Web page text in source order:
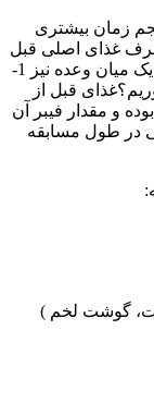
زمان بیشتری
صرف غذای اصلی قبل
از مسابقه 3-4 ساعت است. همچنین می توانید یک میان وعده نیز 1-
قبل از
و مقدار فیبر آن
در طول مسابقه
گوشت لخم )